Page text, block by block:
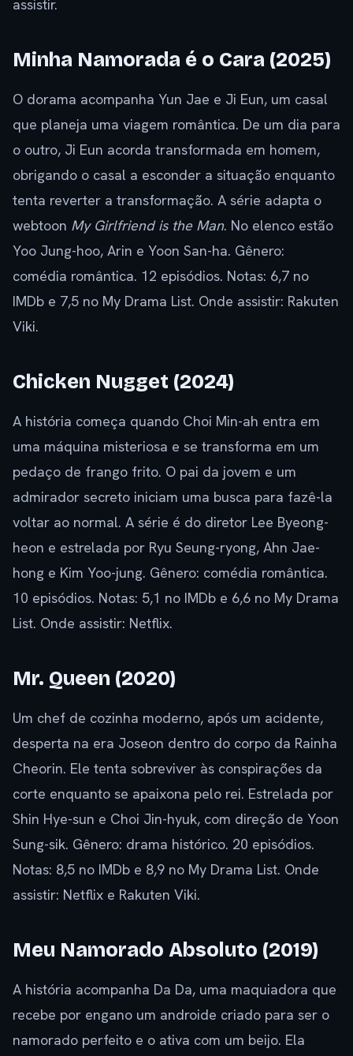
assistir.
Minha Namorada é o Cara (2025)
O dorama acompanha Yun Jae e Ji Eun, um casal
que planeja uma viagem romântica. De um dia para
o outro, Ji Eun acorda transformada em homem,
obrigando o casal a esconder a situação enquanto
tenta reverter a transformação. A série adapta o
webtoon My Girlfriend is the Man. No elenco estão
Yoo Jung-hoo, Arin e Yoon San-ha. Gênero:
comédia romântica. 12 episódios. Notas: 6,7 no
IMDb e 7,5 no My Drama List. Onde assistir: Rakuten
Viki.
Chicken Nugget (2024)
A história começa quando Choi Min-ah entra em
uma máquina misteriosa e se transforma em um
pedaço de frango frito. O pai da jovem e um
admirador secreto iniciam uma busca para fazê-la
voltar ao normal. A série é do diretor Lee Byeong-
heon e estrelada por Ryu Seung-ryong, Ahn Jae-
hong e Kim Yoo-jung. Gênero: comédia romântica.
10 episódios. Notas: 5,1 no IMDb e 6,6 no My Drama
List. Onde assistir: Netflix.
Mr. Queen (2020)
Um chef de cozinha moderno, após um acidente,
desperta na era Joseon dentro do corpo da Rainha
Cheorin. Ele tenta sobreviver às conspirações da
corte enquanto se apaixona pelo rei. Estrelada por
Shin Hye-sun e Choi Jin-hyuk, com direção de Yoon
Sung-sik. Gênero: drama histórico. 20 episódios.
Notas: 8,5 no IMDb e 8,9 no My Drama List. Onde
assistir: Netflix e Rakuten Viki.
Meu Namorado Absoluto (2019)
A história acompanha Da Da, uma maquiadora que
recebe por engano um androide criado para ser o
namorado perfeito e o ativa com um beijo. Ela